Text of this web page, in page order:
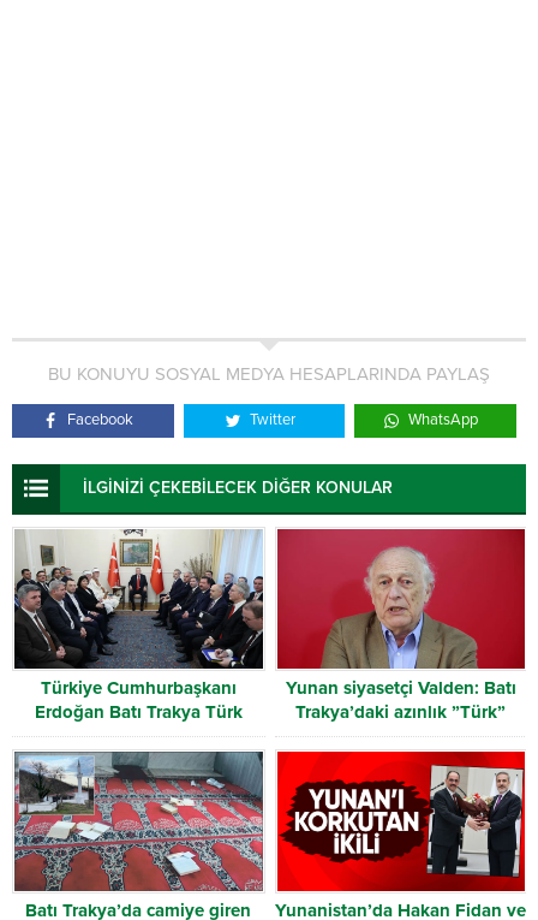
BU KONUYU SOSYAL MEDYA HESAPLARINDA PAYLAŞ
Facebook Twitter WhatsApp
İLGİNİZİ ÇEKEBİLECEK DİĞER KONULAR
Türkiye Cumhurbaşkanı
Erdoğan Batı Trakya Türk
Heyetini kabul etti
Yunan siyasetçi Valden: Batı
Trakya’daki azınlık ”Türk”
olarak tanınmalı
Batı Trakya’da camiye giren
Yunanistan’da Hakan Fidan ve